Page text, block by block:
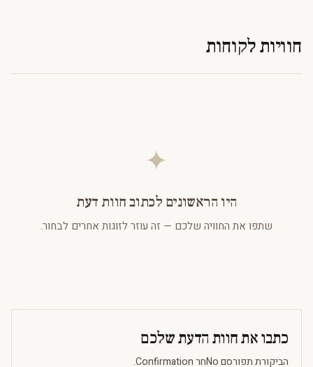
חוויות לקוחות
✦
היו הראשונים לכתוב חוות דעת
שתפו את החוויה שלכם — זה עוזר לזוגות אחרים לבחור.
כתבו את חוות הדעת שלכם
הביקורת תפורסם Noחר Confirmation.